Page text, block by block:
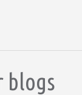
blogs